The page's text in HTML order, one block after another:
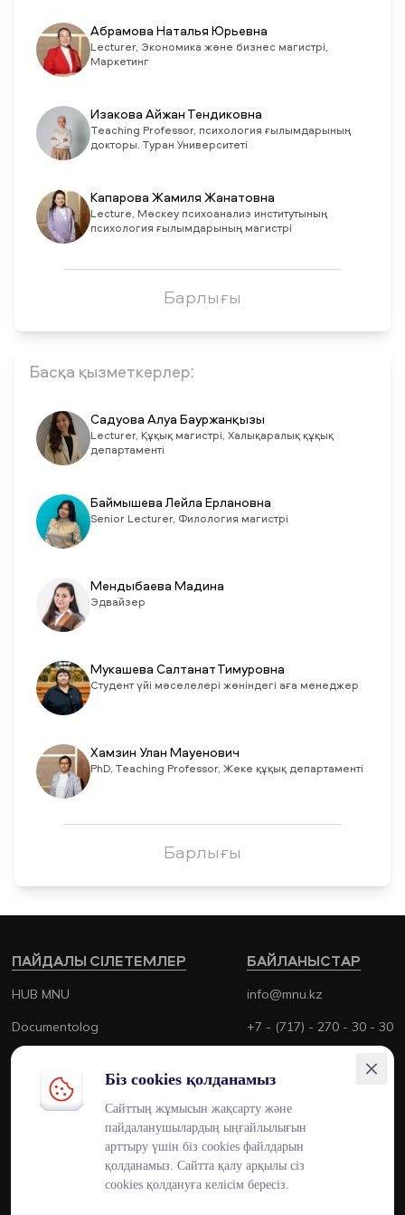
Абрамова Наталья Юрьевна
Lecturer, Экономика және бизнес магистрі,
Маркетинг
Изакова Айжан Тендиковна
Teaching Professor, психология ғылымдарының
докторы. Туран Университеті
Капарова Жамиля Жанатовна
Lecture, Мәскеу психоанализ институтының
психология ғылымдарының магистрі
Барлығы
Басқа қызметкерлер:
Садуова Алуа Бауржанқызы
Lecturer, Құқық магистрі, Халықаралық құқық
департаменті
Баймышева Лейла Ерлановна
Senior Lecturer, Филология магистрі
Мендыбаева Мадина
Эдвайзер
Мукашева Салтанат Тимуровна
Студент үйі мәселелері жөніндегі аға менеджер
Хамзин Улан Мауенович
PhD, Teaching Professor, Жеке құқық департаменті
Барлығы
БАЙЛАНЫСТАР
info@mnu.kz
+7 - (717) - 270 - 30 - 30
+7 - (700) - 170 - 30 - 30
ПАЙДАЛЫ СІЛЕТЕМЛЕР
HUB MNU
Documentolog
Canvas
Platonus
Біз cookies қолданамыз
Сайттың жұмысын жақсарту және
пайдаланушылардың ыңғайлылығын
арттыру үшін біз cookies файлдарын
қолданамыз. Сайтта қалу арқылы сіз
cookies қолдануға келісім бересіз.